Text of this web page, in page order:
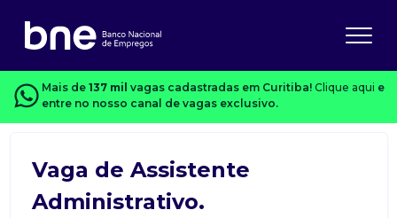
Mais de 137 mil vagas cadastradas em Curitiba! Clique aqui e
entre no nosso canal de vagas exclusivo.
Vaga de Assistente
Administrativo.